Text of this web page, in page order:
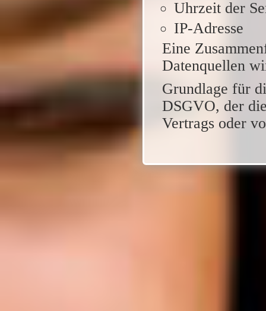
Uhrzeit der
IP-Adresse
Eine
Datenquellen
Grundlage für
DSGVO, der
Vertrags oder